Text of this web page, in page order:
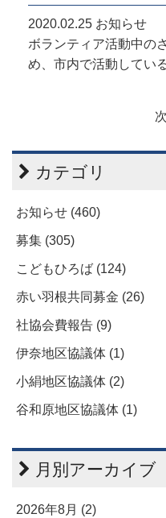
2020.02.25 お知らせ
ボランティア活動中の
め、市内で活動してい
カテゴリ
お知らせ (460)
募集 (305)
こどもひろば (124)
赤い羽根共同募金 (26)
社協会費報告 (9)
伊奈地区協議体 (1)
小絹地区協議体 (2)
谷和原地区協議体 (1)
月別アーカイブ
2026年8月 (2)